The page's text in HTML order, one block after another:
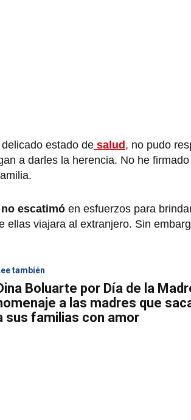
estado de salud , no pudo
a darles la herencia. No he
no escatimó en esfuerzos para
ellas viajara al extranjero. Sin
también
Boluarte por Día de la
a las madres que
sus familias con amor